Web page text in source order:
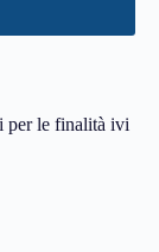
per le finalità ivi